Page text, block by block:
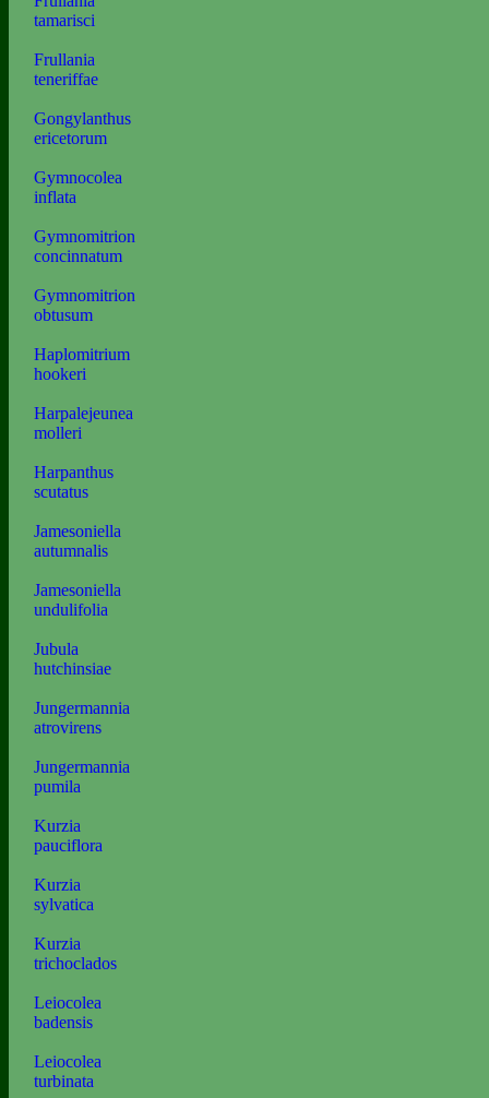
tamarisci
Frullania
teneriffae
Gongylanthus
ericetorum
Gymnocolea
inflata
Gymnomitrion
concinnatum
Gymnomitrion
obtusum
Haplomitrium
hookeri
Harpalejeunea
molleri
Harpanthus
scutatus
Jamesoniella
autumnalis
Jamesoniella
undulifolia
Jubula
hutchinsiae
Jungermannia
atrovirens
Jungermannia
pumila
Kurzia
pauciflora
Kurzia
sylvatica
Kurzia
trichoclados
Leiocolea
badensis
Leiocolea
turbinata